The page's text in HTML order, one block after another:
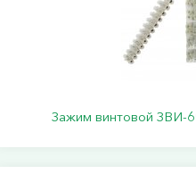
Зажим винтовой ЗВИ-